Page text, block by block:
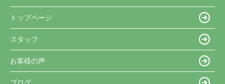
トップページ
スタッフ
お客様の声
ブログ